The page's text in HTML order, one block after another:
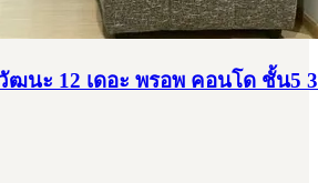
ฒนะ 12 เดอะ พรอพ คอนโด ชั้น5